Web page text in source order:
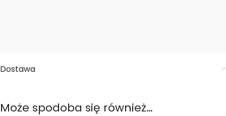
Dostawa
Może spodoba się również…